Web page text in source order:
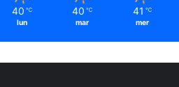
40 ℃
lun
40 ℃
mar
41 ℃
mer